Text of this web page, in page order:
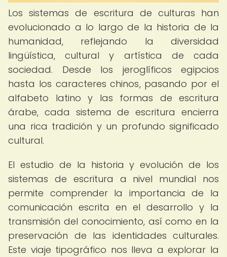
Los sistemas de escritura de culturas han
evolucionado a lo largo de la historia de la
humanidad, reflejando la diversidad
lingüística, cultural y artística de cada
sociedad. Desde los jeroglíficos egipcios
hasta los caracteres chinos, pasando por el
alfabeto latino y las formas de escritura
árabe, cada sistema de escritura encierra
una rica tradición y un profundo significado
cultural.
El estudio de la historia y evolución de los
sistemas de escritura a nivel mundial nos
permite comprender la importancia de la
comunicación escrita en el desarrollo y la
transmisión del conocimiento, así como en la
preservación de las identidades culturales.
Este viaje tipográfico nos lleva a explorar la